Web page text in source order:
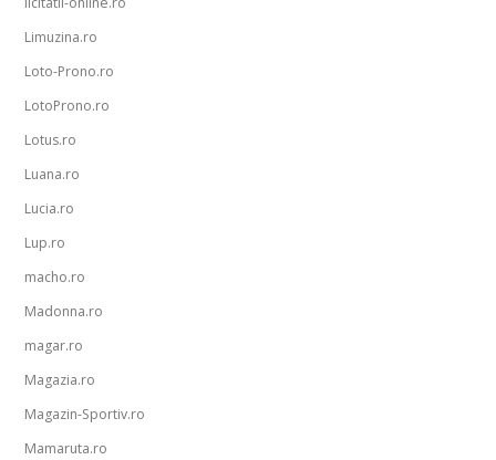
Limuzina.ro
Loto-Prono.ro
LotoProno.ro
Lotus.ro
Luana.ro
Lucia.ro
Lup.ro
macho.ro
Madonna.ro
magar.ro
Magazia.ro
Magazin-Sportiv.ro
Mamaruta.ro